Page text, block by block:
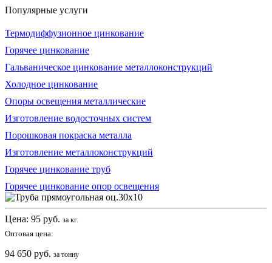
Популярные услуги
Термодиффузионное цинкование
Горячее цинкование
Гальваническое цинкование металлоконструкций
Холодное цинкование
Опоры освещения металлические
Изготовление водосточных систем
Порошковая покраска металла
Изготовление металлоконструкций
Горячее цинкование труб
Горячее цинкование опор освещения
Цена: 95 руб. за кг.
Оптовая цена:
94 650 руб. за тонну